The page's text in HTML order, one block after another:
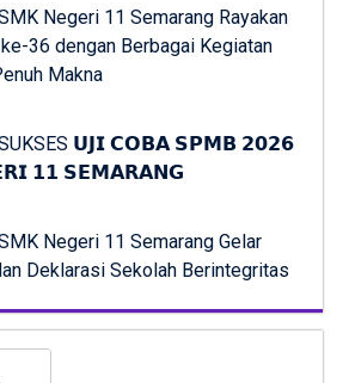
Negeri 11 Semarang Rayakan
36 dengan Berbagai Kegiatan
Makna
𝗨𝗝𝗜 𝗖𝗢𝗕𝗔 𝗦𝗣𝗠𝗕 𝟮𝟬𝟮𝟲
𝟭𝟭 𝗦𝗘𝗠𝗔𝗥𝗔𝗡𝗚
Negeri 11 Semarang Gelar
Deklarasi Sekolah Berintegritas